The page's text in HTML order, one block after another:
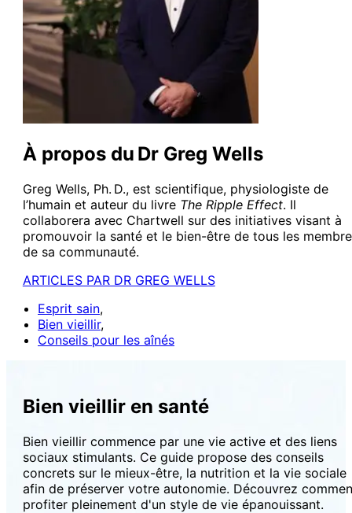
À propos du Dr Greg Wells
Greg Wells, Ph. D., est scientifique, physiologiste de
l’humain et auteur du livre The Ripple Effect. Il
collaborera avec Chartwell sur des initiatives visant à
promouvoir la santé et le bien-être de tous les
de sa communauté.
ARTICLES PAR DR GREG WELLS
Esprit sain,
Bien vieillir,
Conseils pour les aînés
Bien vieillir en santé
Bien vieillir commence par une vie active et des liens
sociaux stimulants. Ce guide propose des conseils
concrets sur le mieux-être, la nutrition et la vie sociale
afin de préserver votre autonomie. Découvrez
profiter pleinement d'un style de vie épanouissant.